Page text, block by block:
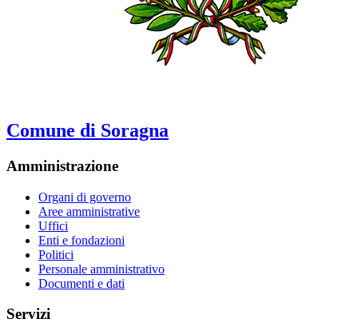
Comune di Soragna
Amministrazione
Organi di governo
Aree amministrative
Uffici
Enti e fondazioni
Politici
Personale amministrativo
Documenti e dati
Servizi